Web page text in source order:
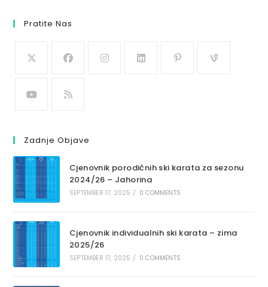
Pratite Nas
Zadnje Objave
Cjenovnik porodičnih ski karata za sezonu
2024/26 – Jahorina
SEPTEMBER 17, 2025 / 0 COMMENTS
Cjenovnik individualnih ski karata – zima
2025/26
SEPTEMBER 17, 2025 / 0 COMMENTS